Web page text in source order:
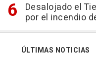
Desalojado el
por el incendio
ÚLTIMAS NOTICIAS